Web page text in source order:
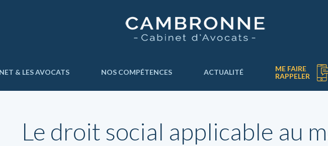
& LES AVOCATS NOS COMPÉTENCES ACTUALITÉ
ME FAIRE
RAPPELER
Le droit social applicable au